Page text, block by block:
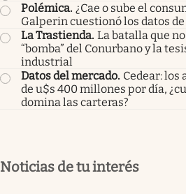
Polémica. ¿Cae o sube el
Galperin cuestionó los datos
La Trastienda. La batalla que
“bomba” del Conurbano y la
industrial
Datos del mercado. Cedear: los
de u$s 400 millones por día,
domina las carteras?
Noticias de tu interés